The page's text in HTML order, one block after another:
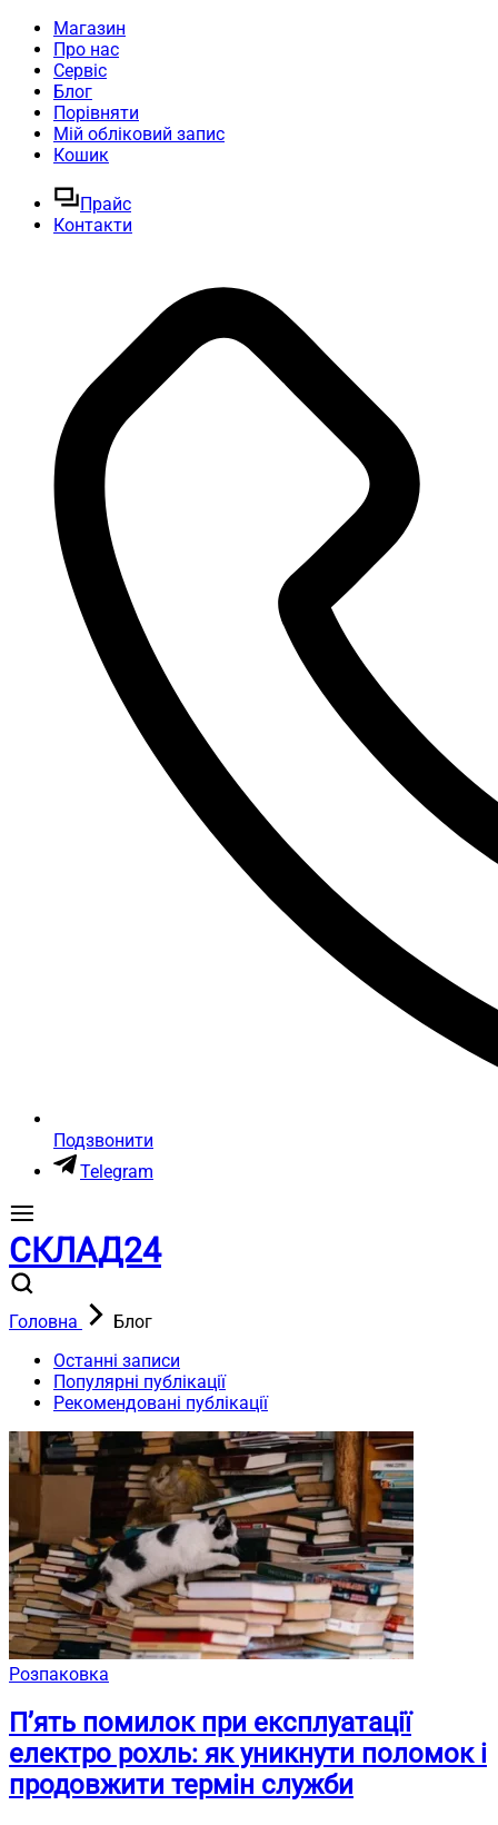
Магазин
Про нас
Сервіс
Блог
Порівняти
Мій обліковий запис
Кошик
Прайс
Контакти
Подзвонити
Telegram
СКЛАД24
Головна
Блог
Останні записи
Популярні публікації
Рекомендовані публікації
Розпаковка
П’ять помилок при експлуатації
електро рохль: як уникнути поломок і
продовжити термін служби